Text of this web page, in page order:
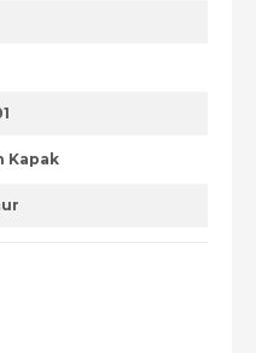
Kapak